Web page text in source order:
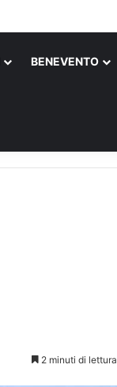
BENEVENTO
2 minuti di lettura